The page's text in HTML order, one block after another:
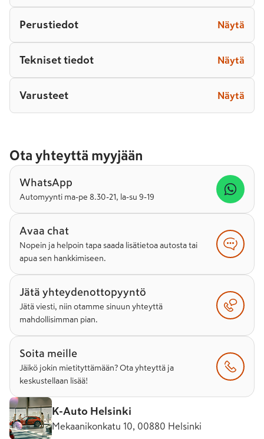
Perustiedot Näytä
Tekniset tiedot Näytä
Varusteet Näytä
Ota yhteyttä myyjään
WhatsApp
Automyynti ma-pe 8.30-21, la-su 9-19
Avaa chat
Nopein ja helpoin tapa saada lisätietoa autosta tai
apua sen hankkimiseen.
Jätä yhteydenottopyyntö
Jätä viesti, niin otamme sinuun yhteyttä
mahdollisimman pian.
Soita meille
Jäikö jokin mietityttämään? Ota yhteyttä ja
keskustellaan lisää!
K-Auto Helsinki
Mekaanikonkatu 10, 00880 Helsinki